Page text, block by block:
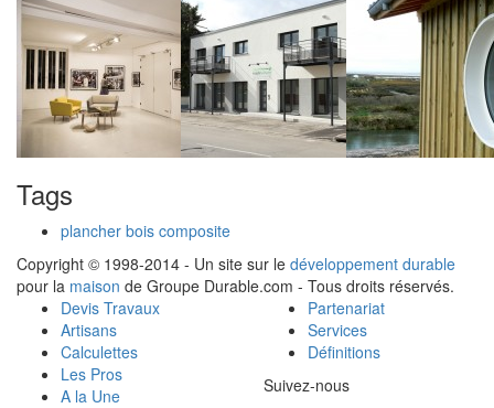
Tags
plancher bois composite
Copyright © 1998-2014 - Un site sur le développement durable
pour la maison de Groupe Durable.com - Tous droits réservés.
Devis Travaux
Artisans
Calculettes
Les Pros
A la Une
Partenariat
Services
Définitions
Suivez-nous